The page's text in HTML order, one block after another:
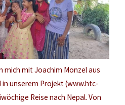
mich mit Joachim Monzel aus
in unserem Projekt (www.htc-
Reise nach Nepal. Von